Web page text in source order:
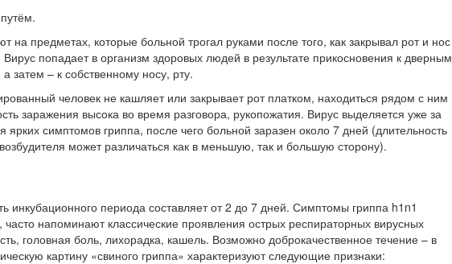
на предметах, которые больной трогал руками после того, как закрывал рот и нос
попадает в организм здоровых людей в результате прикосновения к дверным
затем – к собственному носу, рту.
человек не кашляет или закрывает рот платком, находиться рядом с ним
заражения высока во время разговора, рукопожатия. Вирус выделяется уже за
ярких симптомов гриппа, после чего больной заразен около 7 дней (длительность
может различаться как в меньшую, так и большую сторону).
инкубационного периода составляет от 2 до 7 дней. Симптомы гриппа h1n1
часто напоминают классические проявления острых респираторных вирусных
головная боль, лихорадка, кашель. Возможно доброкачественное течение – в
картину «свиного гриппа» характеризуют следующие признаки: